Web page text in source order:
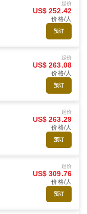
起价
US$ 252.42
价格/人
预订
起价
US$ 263.08
价格/人
预订
起价
US$ 263.29
价格/人
预订
起价
US$ 309.76
价格/人
预订